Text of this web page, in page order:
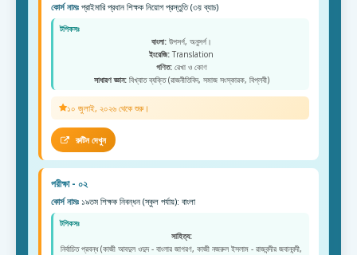
কোর্স নামঃ প্রাইমারি প্রধান শিক্ষক নিয়োগ প্রস্তুতি (৩য় ব্যাচ)
টপিকসঃ
বাংলা:উপসর্গ, অনুসর্গ।
ইংরেজি: Translation
গণিত:রেখা ও কোণ
সাধারণ জ্ঞান:বিখ্যাত ব্যক্তি (রাজনীতিবিদ, সমাজ সংস্কারক, বিপ্লবী)
১০ জুলাই, ২০২৬ থেকে শুরু।
রুটিন দেখুন
পরীক্ষা - ০২
কোর্স নামঃ ১৯তম শিক্ষক নিবন্ধন (স্কুল পর্যায়): বাংলা
টপিকসঃ
সাহিত্য:
নির্বাচিত প্রবন্ধ (কাজী আবদুল ওদুদ - বাংলার জাগরণ, কাজী নজরুল ইসলাম - রাজবন্দীর জবানবন্দী,